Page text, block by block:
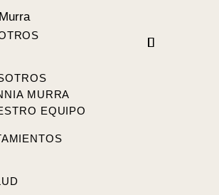
MURRA
EQUIPO